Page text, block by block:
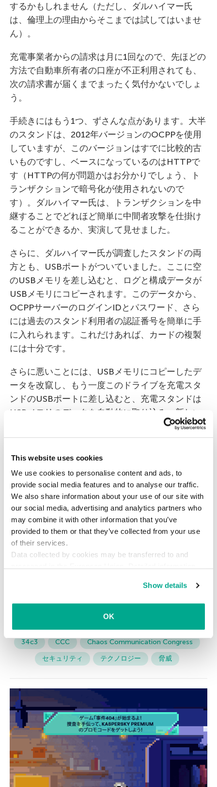
This website uses cookies
We use cookies to personalise content and ads, to
provide social media features and to analyse our traffic.
We also share information about your use of our site with
our social media, advertising and analytics partners who
may combine it with other information that you’ve
provided to them or that they’ve collected from your use
of their services.
Data collected by cookies may be transferred to and
Show details
OK
するかもしれません（ただし、ダルハイマー氏
は、倫理上の理由からそこまでは試してはいませ
ん）。
充電事業者からの請求は月に1回なので、先ほどの
方法で自動車所有者の口座が不正利用されても、
次の請求書が届くまでまったく気付かないでしょ
う。
手続きにはもう1つ、ずさんな点があります。大半
のスタンドは、2012年バージョンのOCPPを使用
していますが、このバージョンはすでに比較的古
いものですし、ベースになっているのはHTTPで
す（HTTPの何が問題かはお分かりでしょう、ト
ランザクションで暗号化が使用されないので
す）。ダルハイマー氏は、トランザクションを中
継することでどれほど簡単に中間者攻撃を仕掛け
ることができるか、実演して見せました。
さらに、ダルハイマー氏が調査したスタンドの両
方とも、USBポートがついていました。ここに空
のUSBメモリを差し込むと、ログと構成データが
USBメモリにコピーされます。このデータから、
OCPPサーバーのログインIDとパスワード、さら
には過去のスタンド利用者の認証番号を簡単に手
に入れられます。これだけあれば、カードの複製
には十分です。
さらに悪いことには、USBメモリにコピーしたデ
ータを改竄し、もう一度このドライブを充電スタ
ンドのUSBポートに差し込むと、充電スタンドは
USBメモリのデータを自動的に取り込み、新しい
設定として使用します。ハッカーにしてみれば、
新しい可能性がいくつも開けることになります。
まとめましょう。悪意ある第三者は、認証カード
番号を収集し、複製し、取引に使用することがで
きます（この場合、本物のカード所有者が使用料
を支払うことになります）。また、課金リクエス
トをリダイレクトし、充電スタンドを使えなくす
ることもできます。さらに、充電スタンドへのル
ートアクセス権を取得し、好き勝手することも可
能です。すべては、充電サービス事業者がセキュ
リティを気にかけていないからなのです。
34c3 CCC
Chaos Communication Congress
セキュリティ
テクノロジー 脅威